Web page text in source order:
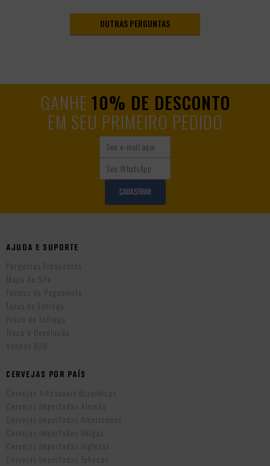
OUTRAS PERGUNTAS
GANHE 10% DE DESCONTO
EM SEU PRIMEIRO PEDIDO
CADASTRAR
AJUDA E SUPORTE
Perguntas Frequentes
Mapa do Site
Formas de Pagamento
Taxas de Entrega
Prazo de Entrega
Troca e Devolução
Vendas B2B
CERVEJAS POR PAÍS
Cervejas Artesanais Brasileiras
Cervejas Importadas Alemãs
Cervejas Importadas Americanas
Cervejas Importadas Belgas
Cervejas Importadas Inglesas
Cervejas Importadas Tchecas